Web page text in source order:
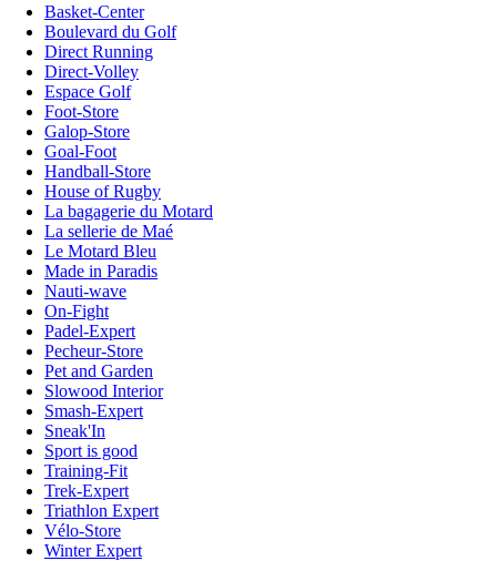
Basket-Center
Boulevard du Golf
Direct Running
Direct-Volley
Espace Golf
Foot-Store
Galop-Store
Goal-Foot
Handball-Store
House of Rugby
La bagagerie du Motard
La sellerie de Maé
Le Motard Bleu
Made in Paradis
Nauti-wave
On-Fight
Padel-Expert
Pecheur-Store
Pet and Garden
Slowood Interior
Smash-Expert
Sneak'In
Sport is good
Training-Fit
Trek-Expert
Triathlon Expert
Vélo-Store
Winter Expert